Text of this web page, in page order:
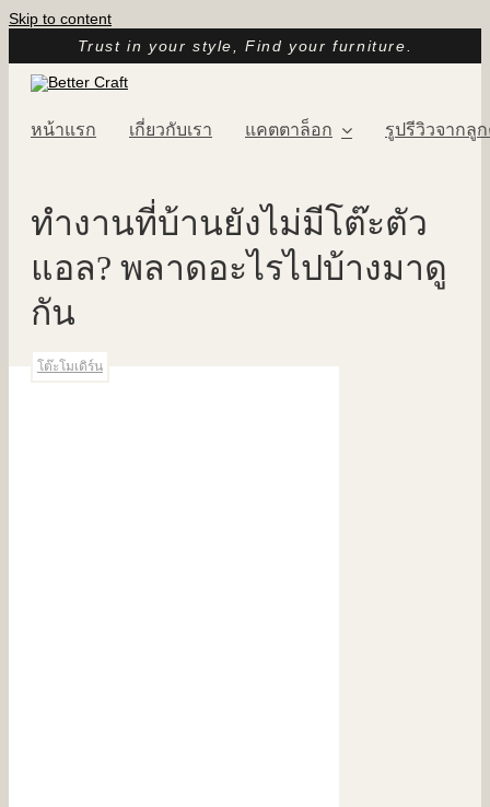
Skip to content
Trust in your style, Find your furniture.
หน้าแรก เกี่ยวกับเรา แคตตาล็อก รูปรีวิวจากลู
ทำงานที่บ้านยังไม่มีโต๊ะตัว
แอล? พลาดอะไรไปบ้างมาดู
กัน
โต๊ะโมเดิร์น